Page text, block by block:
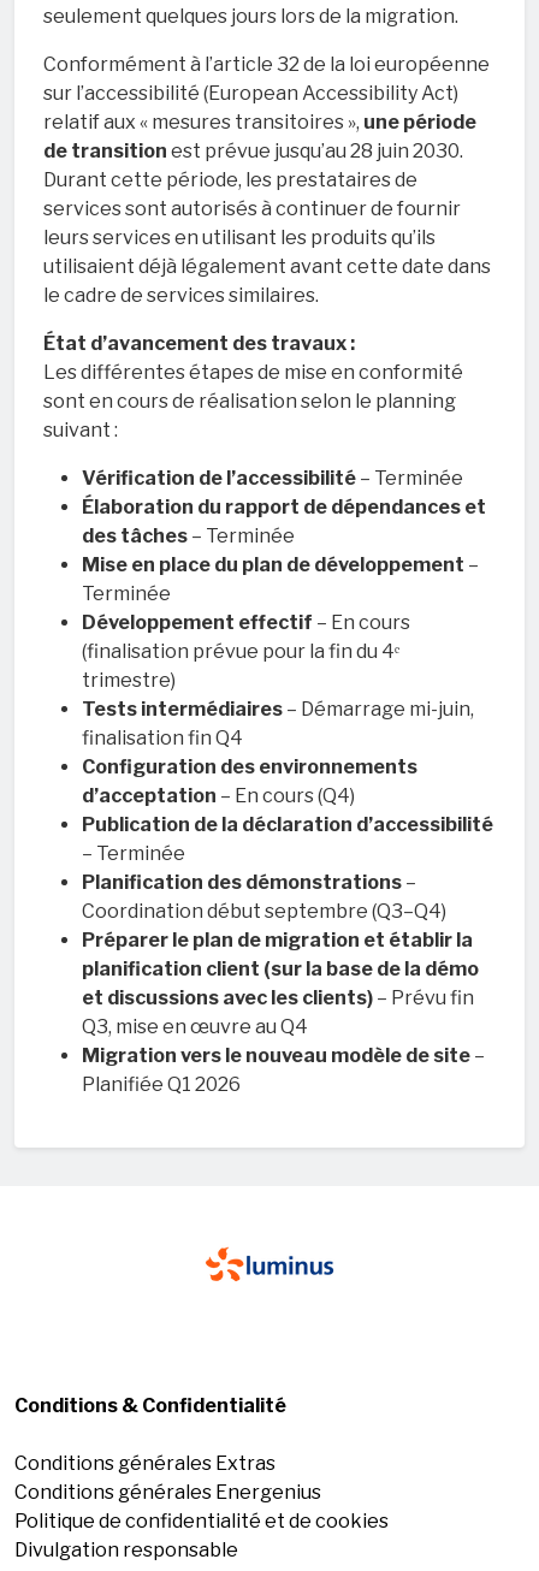
seulement quelques jours lors de la migration.
Conformément à l’article 32 de la loi européenne
sur l’accessibilité (European Accessibility Act)
relatif aux « mesures transitoires », une période
de transition est prévue jusqu’au 28 juin 2030.
Durant cette période, les prestataires de
services sont autorisés à continuer de fournir
leurs services en utilisant les produits qu’ils
utilisaient déjà légalement avant cette date dans
le cadre de services similaires.
État d’avancement des travaux :
Les différentes étapes de mise en conformité
sont en cours de réalisation selon le planning
suivant :
Vérification de l’accessibilité – Terminée
Élaboration du rapport de dépendances et
des tâches – Terminée
Mise en place du plan de développement –
Terminée
Développement effectif – En cours
(finalisation prévue pour la fin du 4ᵉ
trimestre)
Tests intermédiaires – Démarrage mi-juin,
finalisation fin Q4
Configuration des environnements
d’acceptation – En cours (Q4)
Publication de la déclaration d’accessibilité
– Terminée
Planification des démonstrations –
Coordination début septembre (Q3–Q4)
Préparer le plan de migration et établir la
planification client (sur la base de la démo
et discussions avec les clients) – Prévu fin
Q3, mise en œuvre au Q4
Migration vers le nouveau modèle de site –
Planifiée Q1 2026
Conditions & Confidentialité
Conditions générales Extras
Conditions générales Energenius
Politique de confidentialité et de cookies
Divulgation responsable